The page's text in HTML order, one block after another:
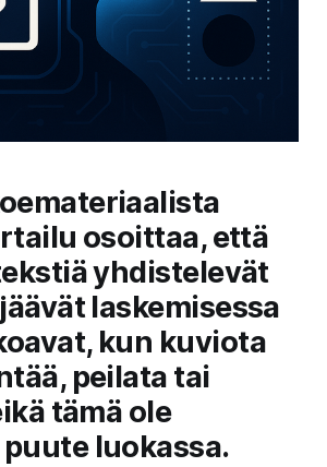
osoittaa, että
yhdistelevät
laskemisessa
kun kuviota
peilata tai
tämä ole
luokassa.